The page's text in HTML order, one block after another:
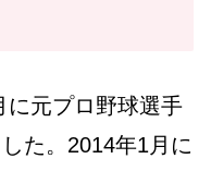
に元プロ野球選手
た。2014年1月に